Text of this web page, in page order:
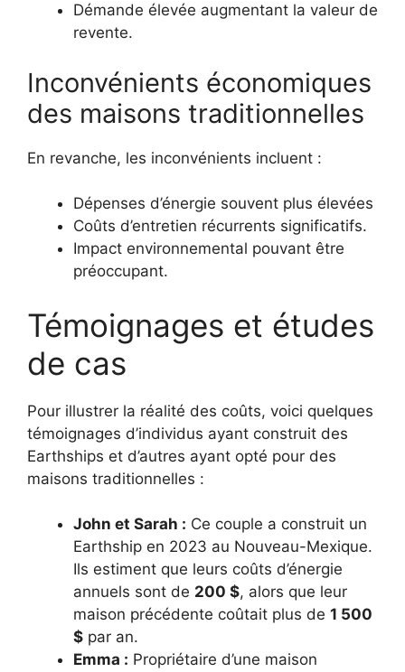
Démande élevée augmentant la valeur de
revente.
Inconvénients économiques
des maisons traditionnelles
En revanche, les inconvénients incluent :
Dépenses d’énergie souvent plus élevées
Coûts d’entretien récurrents significatifs.
Impact environnemental pouvant être
préoccupant.
Témoignages et études
de cas
Pour illustrer la réalité des coûts, voici quelques
témoignages d’individus ayant construit des
Earthships et d’autres ayant opté pour des
maisons traditionnelles :
John et Sarah : Ce couple a construit un
Earthship en 2023 au Nouveau-Mexique.
Ils estiment que leurs coûts d’énergie
annuels sont de 200 $, alors que leur
maison précédente coûtait plus de 1 500
$ par an.
Emma : Propriétaire d’une maison